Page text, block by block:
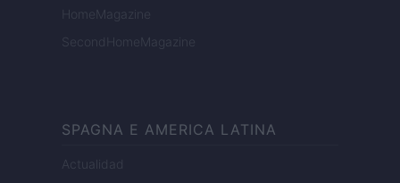
HomeMagazine
SecondHomeMagazine
SPAGNA E AMERICA LATINA
Actualidad